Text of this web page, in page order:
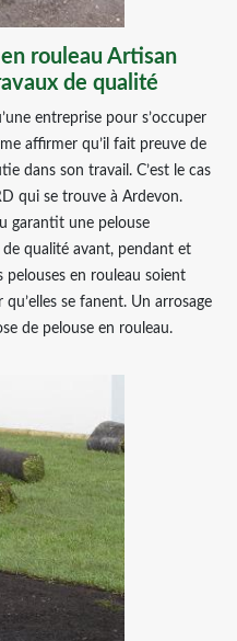
rouleau Artisan
de qualité
entreprise pour s’occuper
affirmer qu’il fait preuve de
dans son travail. C’est le cas
qui se trouve à Ardevon.
garantit une pelouse
qualité avant, pendant et
pelouses en rouleau soient
se fanent. Un arrosage
de pelouse en rouleau.